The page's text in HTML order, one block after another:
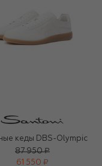
кеды DBS-Olympic
87 950 ₽
61 550 ₽